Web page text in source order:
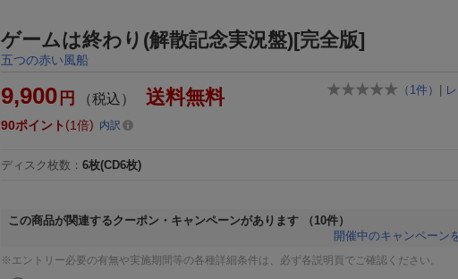
ゲームは終わり(解散記念実況盤)[完全版]
五つの赤い風船
（ 1件）
9,900 円 （税込） 送料無料
90ポイント 1倍 内訳
ディスク枚数 ： 6枚(CD6枚)
この商品が関連するクーポン・キャンペーンがあります
（10件）
開催中のキャンペーン
※エントリー必要の有無や実施期間等の各種詳細条件は、必ず各説明頁でご確認ください。